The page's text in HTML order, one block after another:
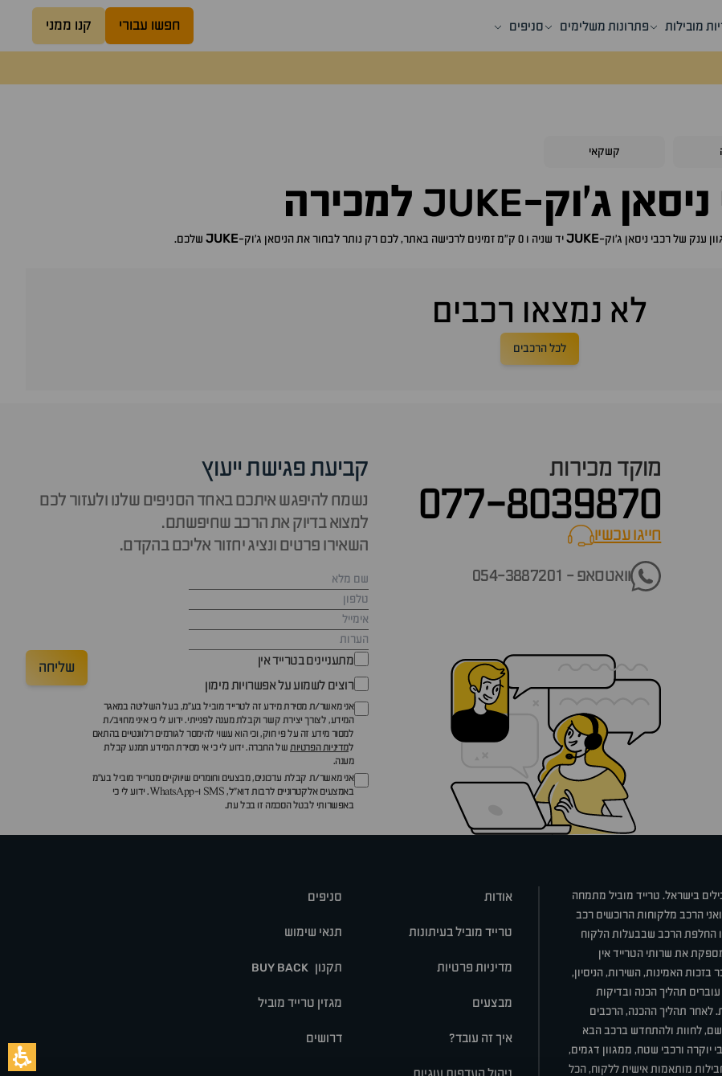
מובילות פתרונות משלימים סניפים חפשו עבורי קנו ממני
קשקאי
ניסאן ג'וק-JUKE למכירה
ענק של רכבי ניסאן ג'וק-JUKEיד שניה ו 0 ק"מ זמינים לרכישה באתר, לכם רק נותר לבחור את ה ניסאן ג'וק-JUKE שלכם.
לא נמצאו רכבים
לכל הרכבים
מוקד מכירות
077-8039870
חייגו עכשיוcall now
וואטסאפ - 054-3887201
קביעת פגישת ייעוץ
נשמח להיפגש איתכם באחד הסניפים שלנו ולעזור לכם
למצוא בדיוק את הרכב שחיפשתם.
השאירו פרטים ונציג יחזור אליכם בהקדם.
מתעניינים בטרייד אין
רוצים לשמוע על אפשרויות מימון
אני מאשר/ת מסירת מידע זה לטרייד מוביל בע"מ, בעל השליטה במאגר
המידע, לצורך יצירת קשר וקבלת מענה לפנייתי. ידוע לי כי איני מחויב/ת
למסור מידע זה על פי חוק, וכי הוא עשוי להימסר לגורמים רלוונטיים בהתאם
למדיניות הפרטיותשל החברה. ידוע לי כי אי מסירת המידע תמנע קבלת
מענה.
אני מאשר/ת קבלת עדכונים, מבצעים וחומרים שיווקיים מטרייד מוביל בע"מ
באמצעים אלקטרוניים לרבות דוא״ל, SMS ו-WhatsApp. ידוע לי כי
באפשרותי לבטל הסכמה זו בכל עת.
שליחה
בישראל. טרייד מוביל מתמחה
הרכב מלקוחות הרוכשים רכב
החלפת הרכב שבבעלות הלקוח
את שרותי הטרייד אין
האמינות, השירות, הניסיון,
תהליך הכנה ובדיקות
לאחר תהליך ההכנה, הרכבים
לחוות ולהתחדש ברכב הבא
יוקרה ורכבי שטח, ממגוון דגמים,
מותאמות אישית ללקוח, הכל
אודות סניפים
טרייד מוביל בעיתונות תנאי שימוש
מדיניות פרטיות תקנון BUY BACK
מבצעים מגזין טרייד מוביל
איך זה עובד? דרושים
ניהול העדפות עוגיות